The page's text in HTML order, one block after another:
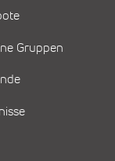
Gruppen